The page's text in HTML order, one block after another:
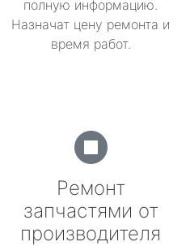
полную информацию.
Назначат цену ремонта и
время работ.
Ремонт
запчастями от
производителя